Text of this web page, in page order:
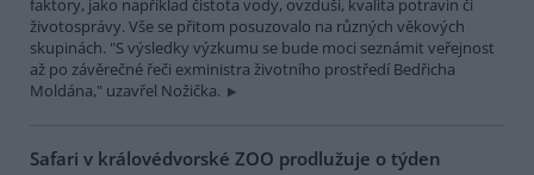
faktory, jako například čistota vody, ovzduší, kvalita potravin či
životosprávy. Vše se přitom posuzovalo na různých věkových
skupinách. "S výsledky výzkumu se bude moci seznámit veřejnost
až po závěrečné řeči exministra životního prostředí Bedřicha
Moldána," uzavřel Nožička.
Safari v královédvorské ZOO prodlužuje o týden